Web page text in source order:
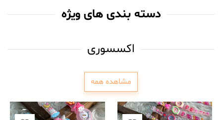
دسته بندی های ویژه
اکسسوری
مشاهده همه